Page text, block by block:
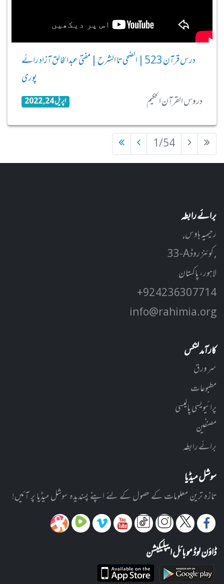
درس قرآن 523 | الضحی تا الشرح | مفتی عبدالخالق آزاد رائے
پوری
دروس القرآن الحکیم
اپریل 24, 2022
1/54
برائے رابطہ
رحیمیہ ہاوس,
33-A کوئنز روڈ ,
لاہور، پاکستان
+92 42 3630 7714
info@rahimia.org
کارآمد لنکس
سر ورق
مطبوعات
پرائیویسی پالیسی
مصنفین
برائے رابطہ
سوشل میڈیا
تازہ ترین معلومات کے حصول کے لئے اپنے پسندیدہ سوشل میڈیا پر آئیں!
ڈاؤن لوڈ موبائل ایپلیکیشن